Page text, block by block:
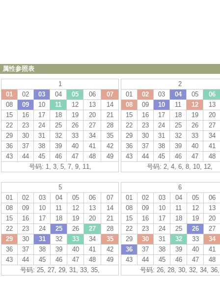
属性参照表
1
01
02 03 04 05 06
07
08
09 10 11 12 13
14
15
16 17 18 19 20
21
22
23 24 25 26 27
28
29
30 31 32 33 34
35
36
37 38 39 40 41
42
43
44 45 46 47 48
49
号码: 1, 3, 5, 7, 9, 11,
2
01
02 03 04 05
06
08
09 10 11 12
13
15
16 17 18 19
20
22
23 24 25 26
27
29
30 31 32 33
34
36
37 38 39 40
41
43
44 45 46 47
48
号码: 2, 4, 6, 8, 10, 12,
5
01
02 03 04 05 06
07
08
09 10 11 12 13
14
15
16 17 18 19 20
21
22
23 24 25 26 27
28
29
30 31 32 33 34
35
36
37 38 39 40 41
42
43
44 45 46 47 48
49
号码: 25, 27, 29, 31, 33, 35,
6
01
02 03 04 05
06
08
09 10 11 12
13
15
16 17 18 19
20
22
23 24 25 26
27
29
30 31 32 33
34
36
37 38 39 40
41
43
44 45 46 47
48
号码: 26, 28, 30, 32, 34, 36,